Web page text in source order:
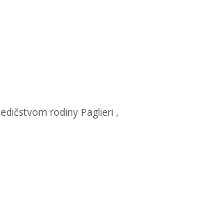
rodiny Paglieri ,